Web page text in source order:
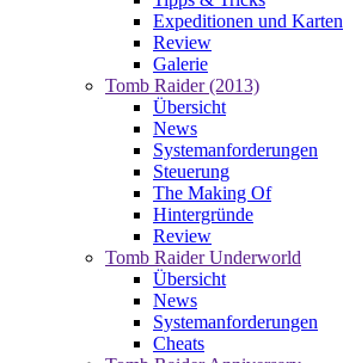
Expeditionen und Karten
Review
Galerie
Tomb Raider (2013)
Übersicht
News
Systemanforderungen
Steuerung
The Making Of
Hintergründe
Review
Tomb Raider Underworld
Übersicht
News
Systemanforderungen
Cheats